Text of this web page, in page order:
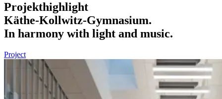
Projekthighlight
Käthe-Kollwitz-Gymnasium.
In harmony with light and music.
Project